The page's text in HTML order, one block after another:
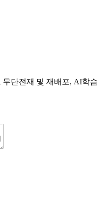
단전재 및 재배포, AI학습